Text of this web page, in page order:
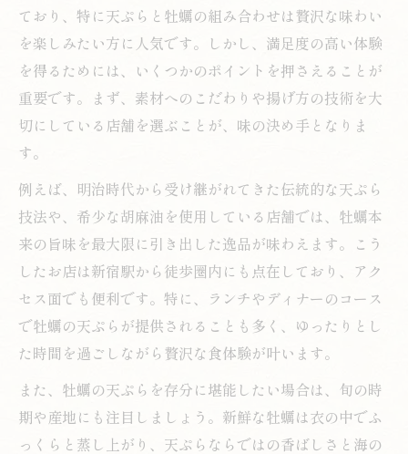
牡蠣の天ぷらが人気の理由を徹底解析しま
新宿駅で味わう天ぷらと牡蠣の相性の秘密
力
牡蠣天ぷらの奥深さを新宿駅で味わうポイ
ント
旬の牡蠣天ぷらが味わえる注目の理由
季節限定の牡蠣天ぷらが新宿駅で注目され
る訳
旬の牡蠣を天ぷらで楽しむ新宿駅グルメ事
情
天ぷら職人が語る牡蠣の旬の見極め方
新宿駅で味わう旬の牡蠣天ぷらの魅力ポイ
ており、特に天ぷらと牡蠣の組み合わせは贅沢な味わい
を楽しみたい方に人気です。しかし、満足度の高い体験
を得るためには、いくつかのポイントを押さえることが
重要です。まず、素材へのこだわりや揚げ方の技術を大
切にしている店舗を選ぶことが、味の決め手となりま
す。
例えば、明治時代から受け継がれてきた伝統的な天ぷら
技法や、希少な胡麻油を使用している店舗では、牡蠣本
来の旨味を最大限に引き出した逸品が味わえます。こう
したお店は新宿駅から徒歩圏内にも点在しており、アク
セス面でも便利です。特に、ランチやディナーのコース
で牡蠣の天ぷらが提供されることも多く、ゆったりとし
た時間を過ごしながら贅沢な食体験が叶います。
また、牡蠣の天ぷらを存分に堪能したい場合は、旬の時
期や産地にも注目しましょう。新鮮な牡蠣は衣の中でふ
っくらと蒸し上がり、天ぷらならではの香ばしさと海の